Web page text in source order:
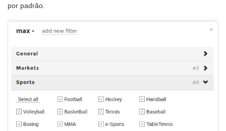
por padrão.